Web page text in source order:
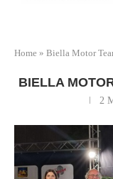
Home » Biella Motor
BIELLA
2